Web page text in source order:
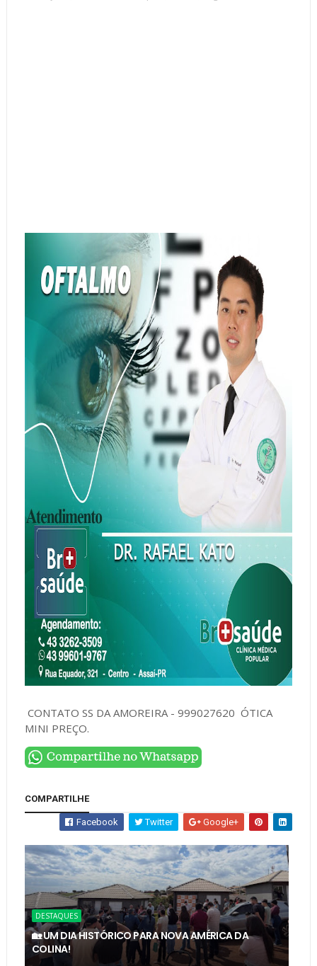
CONTATO SS DA AMOREIRA - 999027620 ÓTICA
MINI PREÇO.
COMPARTILHE
Facebook Twitter Google+
DESTAQUES
🏡 UM DIA HISTÓRICO PARA NOVA AMÉRICA DA
COLINA!